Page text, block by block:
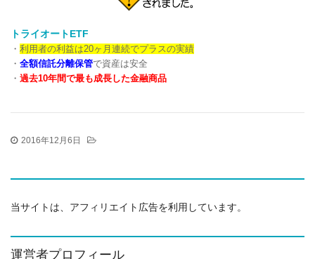
トライオートETF
・ 利用者の利益は20ヶ月連続でプラスの実績
・ 全額信託分離保管で資産は安全
・ 過去10年間で最も成長した金融商品
2016年12月6日
当サイトは、アフィリエイト広告を利用しています。
運営者プロフィール